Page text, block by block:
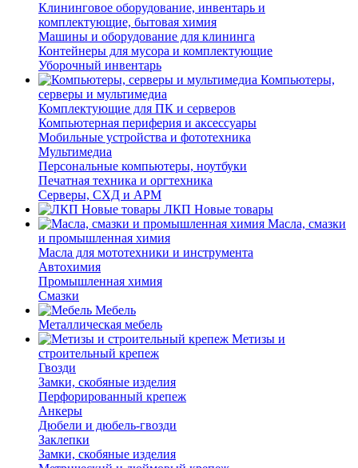
Клининговое оборудование, инвентарь и
комплектующие, бытовая химия
Машины и оборудование для клининга
Контейнеры для мусора и комплектующие
Уборочный инвентарь
Компьютеры,
серверы и мультимедиа
Комплектующие для ПК и серверов
Компьютерная периферия и аксессуары
Мобильные устройства и фототехника
Мультимедиа
Персональные компьютеры, ноутбуки
Печатная техника и оргтехника
Серверы, СХД и АРМ
ЛКП Новые товары
Масла, смазки
и промышленная химия
Масла для мототехники и инструмента
Автохимия
Промышленная химия
Смазки
Мебель
Металлическая мебель
Метизы и
строительный крепеж
Гвозди
Замки, скобяные изделия
Перфорированный крепеж
Анкеры
Дюбели и дюбель-гвозди
Заклепки
Замки, скобяные изделия